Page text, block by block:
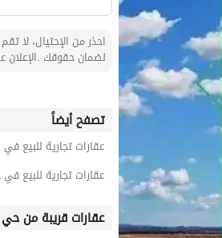
احذر من الإحتيال، لا
لضمان حقوقك .الإعلان
تصفح أيضاً
عقارات تجارية للبيع في
عقارات تجارية للبيع
عقارات قريبة من